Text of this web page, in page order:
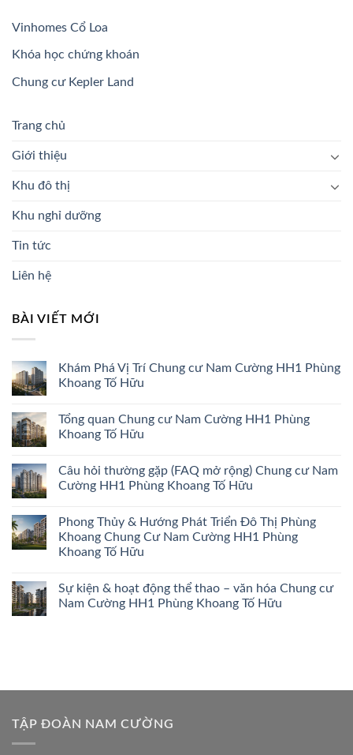
Vinhomes Cổ Loa
Khóa học chứng khoán
Chung cư Kepler Land
Trang chủ
Giới thiệu
Khu đô thị
Khu nghỉ dưỡng
Tin tức
Liên hệ
BÀI VIẾT MỚI
Khám Phá Vị Trí Chung cư Nam Cường HH1 Phùng
Khoang Tố Hữu
Tổng quan Chung cư Nam Cường HH1 Phùng
Khoang Tố Hữu
Câu hỏi thường gặp (FAQ mở rộng) Chung cư Nam
Cường HH1 Phùng Khoang Tố Hữu
Phong Thủy & Hướng Phát Triển Đô Thị Phùng
Khoang Chung Cư Nam Cường HH1 Phùng
Khoang Tố Hữu
Sự kiện & hoạt động thể thao – văn hóa Chung cư
Nam Cường HH1 Phùng Khoang Tố Hữu
TẬP ĐOÀN NAM CƯỜNG